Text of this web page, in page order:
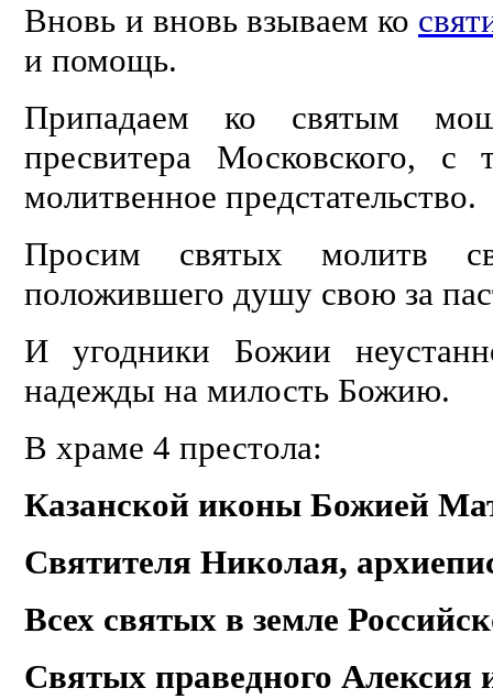
Вновь и вновь взываем ко
и помощь.
Припадаем ко святым
пресвитера Московского,
молитвенное предстательство.
Просим святых молитв
положившего душу свою за
И угодники Божии
надежды на милость Божию.
В храме 4 престола:
Казанской иконы Божией
Святителя Николая,
Всех святых в земле
Святых праведного